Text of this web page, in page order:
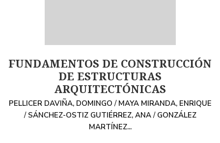
FUNDAMENTOS DE CONSTRUCCIÓN
DE ESTRUCTURAS
ARQUITECTÓNICAS
PELLICER DAVIÑA, DOMINGO / MAYA MIRANDA, ENRIQUE
/ SÁNCHEZ-OSTIZ GUTIÉRREZ, ANA/ GONZÁLEZ
MARTÍNEZ...